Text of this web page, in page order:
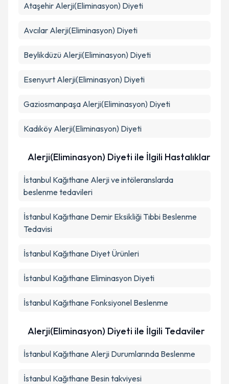
Ataşehir Alerji(Eliminasyon) Diyeti
Avcılar Alerji(Eliminasyon) Diyeti
Beylikdüzü Alerji(Eliminasyon) Diyeti
Esenyurt Alerji(Eliminasyon) Diyeti
Gaziosmanpaşa Alerji(Eliminasyon) Diyeti
Kadıköy Alerji(Eliminasyon) Diyeti
Alerji(Eliminasyon) Diyeti ile İlgili Hastalıklar
İstanbul Kağıthane Alerji ve intöleranslarda
beslenme tedavileri
İstanbul Kağıthane Demir Eksikliği Tıbbi Beslenme
Tedavisi
İstanbul Kağıthane Diyet Ürünleri
İstanbul Kağıthane Eliminasyon Diyeti
İstanbul Kağıthane Fonksiyonel Beslenme
Alerji(Eliminasyon) Diyeti ile İlgili Tedaviler
İstanbul Kağıthane Alerji Durumlarında Beslenme
İstanbul Kağıthane Besin takviyesi